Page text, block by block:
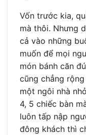
Vốn trước kia,
mà thôi. Nhưng
cả vào những
muốn để mọi
món bánh căn
cũng chẳng
một ngôi nhà
4, 5 chiếc bàn
luôn tấp nập
đông khách thì